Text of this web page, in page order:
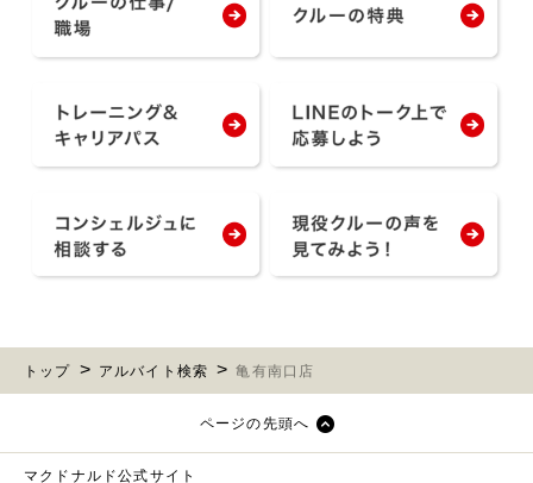
トップ アルバイト検索 亀有南口店
ページの先頭へ
マクドナルド公式サイト